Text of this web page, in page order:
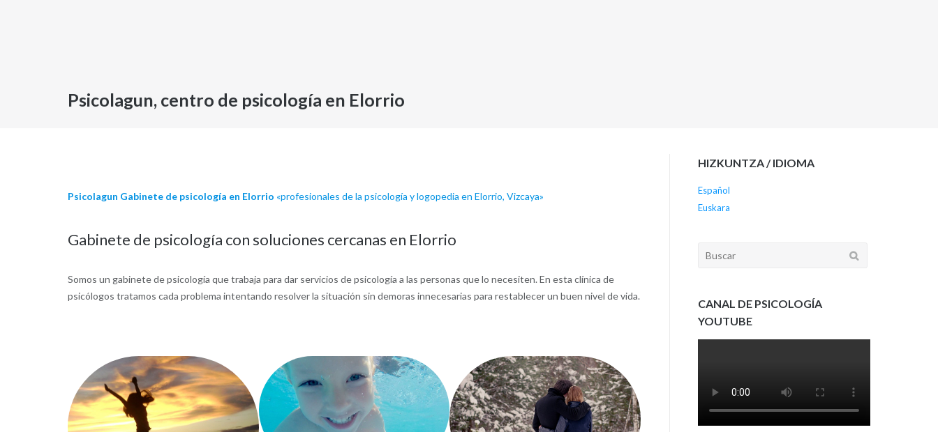
Psicolagun, centro de psicología en Elorrio
Psicolagun Gabinete de psicología en Elorrio «profesionales de la psicología y logopedia en Elorrio, Vizcaya»
Gabinete de psicología con soluciones cercanas en Elorrio
Somos un gabinete de psicología que trabaja para dar servicios de psicología a las personas que lo necesiten. En esta clínica de
psicólogos tratamos cada problema intentando resolver la situación sin demoras innecesarias para restablecer un buen nivel de vida.
HIZKUNTZA / IDIOMA
Español
Euskara
Buscar:
CANAL DE PSICOLOGÍA
YOUTUBE